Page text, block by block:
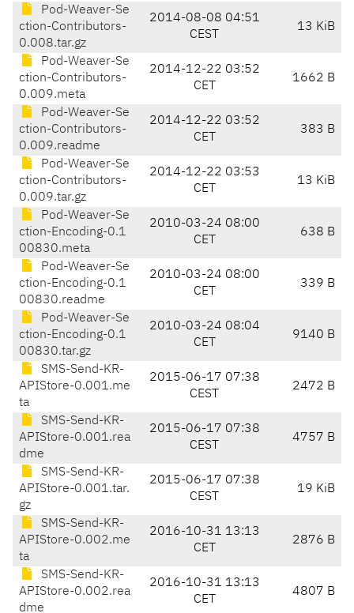
Pod-Weaver-Se
ction-Contributors-
0.008.tar.gz
2014-08-08 04:51
CEST
13 KiB
Pod-Weaver-Se
ction-Contributors-
0.009.meta
2014-12-22 03:52
CET
1662 B
Pod-Weaver-Se
ction-Contributors-
0.009.readme
2014-12-22 03:52
CET
383 B
Pod-Weaver-Se
ction-Contributors-
0.009.tar.gz
2014-12-22 03:53
CET
13 KiB
Pod-Weaver-Se
ction-Encoding-0.1
00830.meta
2010-03-24 08:00
CET
638 B
Pod-Weaver-Se
ction-Encoding-0.1
00830.readme
2010-03-24 08:00
CET
339 B
Pod-Weaver-Se
ction-Encoding-0.1
00830.tar.gz
2010-03-24 08:04
CET
9140 B
SMS-Send-KR-
APIStore-0.001.me
ta
2015-06-17 07:38
CEST
2472 B
SMS-Send-KR-
APIStore-0.001.rea
dme
2015-06-17 07:38
CEST
4757 B
SMS-Send-KR-
APIStore-0.001.tar.
gz
2015-06-17 07:38
CEST
19 KiB
SMS-Send-KR-
APIStore-0.002.me
ta
2016-10-31 13:13
CET
2876 B
SMS-Send-KR-
APIStore-0.002.rea
dme
2016-10-31 13:13
CET
4807 B